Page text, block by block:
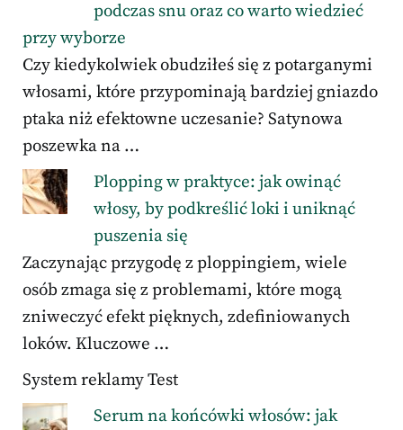
podczas snu oraz co warto wiedzieć
przy wyborze
Czy kiedykolwiek obudziłeś się z potarganymi
włosami, które przypominają bardziej gniazdo
ptaka niż efektowne uczesanie? Satynowa
poszewka na …
Plopping w praktyce: jak owinąć
włosy, by podkreślić loki i uniknąć
puszenia się
Zaczynając przygodę z ploppingiem, wiele
osób zmaga się z problemami, które mogą
zniweczyć efekt pięknych, zdefiniowanych
loków. Kluczowe …
System reklamy Test
Serum na końcówki włosów: jak